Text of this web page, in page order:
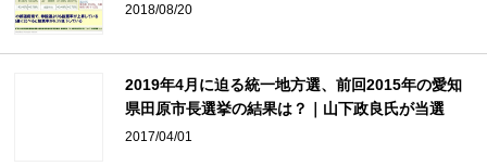
2018/08/20
2019年4月に迫る統一地方選、前回2015年の愛知
県田原市長選挙の結果は？｜山下政良氏が当選
2017/04/01